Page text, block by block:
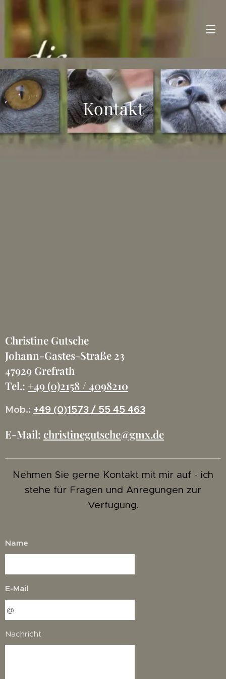
Kontakt
Christine Gutsche
Johann-Gastes-Straße 23
47929 Grefrath
Tel.: +49 (0)2158 / 4098210
Mob.: +49 (0)1573 / 55 45 463
E-Mail: christinegutsche@gmx.de
Nehmen Sie gerne Kontakt mit mir auf - ich
stehe für Fragen und Anregungen zur
Verfügung.
Name
E-Mail
Nachricht